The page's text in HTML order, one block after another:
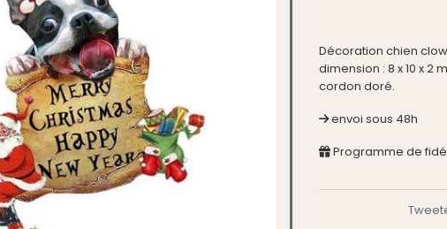
Décoration chien
dimension : 8 x 10 x 2
cordon doré.
envoi sous 48h
Programme de